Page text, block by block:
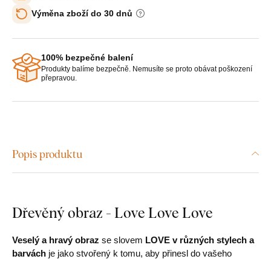
Výměna zboží do 30 dnů
100% bezpečné balení
Produkty balíme bezpečně. Nemusíte se proto obávat poškození
přepravou.
Popis produktu
Dřevěný obraz - Love Love Love
Veselý a hravý obraz se slovem LOVE v různých stylech a
barvách je jako stvořený k tomu, aby přinesl do vašeho